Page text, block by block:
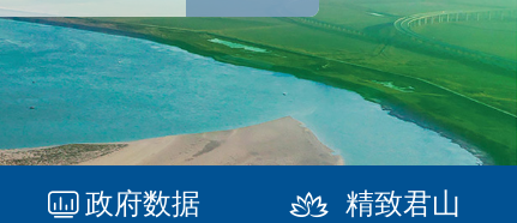
政府数据 精致君山